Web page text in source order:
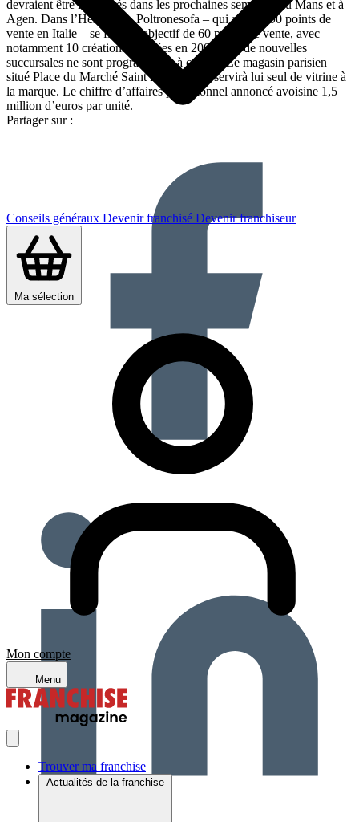
Conseils généraux Devenir franchisé Devenir franchiseur
Ma sélection
Mon compte
Menu
Trouver ma franchise
Actualités de la franchise
devraient être inaugurés dans les prochaines semaines au Mans et à
Agen. Dans l’Hexagone, Poltronesofa – qui affiche 90 points de
vente en Italie – se fixe un objectif de 60 points de vente, avec
notamment 10 créations espérées en 2005. Pas de nouvelles
succursales ne sont programmées à ce jour. Le magasin parisien
situé Place du Marché Saint Honoré doit servirà lui seul de vitrine à
la marque. Le chiffre d’affaires prévisionnel annoncé avoisine 1,5
million d’euros par unité.
Partager sur :